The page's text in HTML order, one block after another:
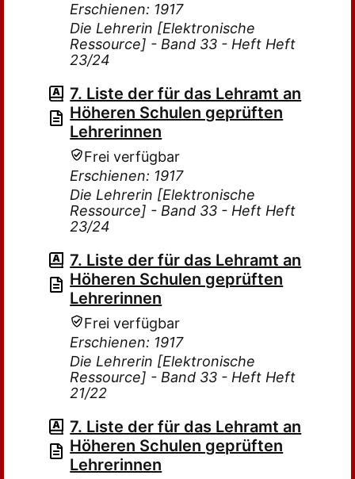
Erschienen: 1917
Die Lehrerin [Elektronische
Ressource] - Band 33 - Heft Heft
23/24
7. Liste der für das Lehramt an
Höheren Schulen geprüften
Lehrerinnen
Frei verfügbar
Erschienen: 1917
Die Lehrerin [Elektronische
Ressource] - Band 33 - Heft Heft
23/24
7. Liste der für das Lehramt an
Höheren Schulen geprüften
Lehrerinnen
Frei verfügbar
Erschienen: 1917
Die Lehrerin [Elektronische
Ressource] - Band 33 - Heft Heft
21/22
7. Liste der für das Lehramt an
Höheren Schulen geprüften
Lehrerinnen